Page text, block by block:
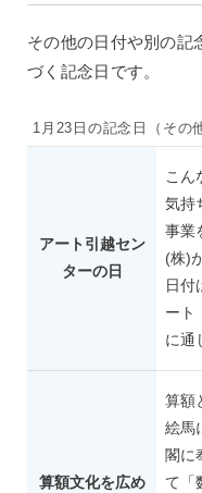
その他の日付や別の記
づく記念日です。
1月23日の記念日（その
アート引越セン
ターの日
こん
気持
事業
(株)
日付
ート
に通
算額文化を広め
算額
絵馬
閣に
て「